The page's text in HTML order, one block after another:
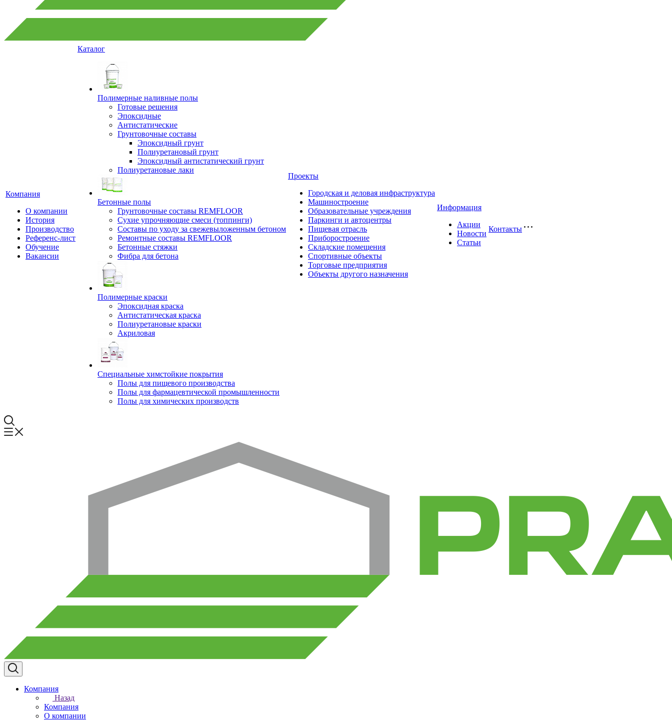
Компания
О компании
История
Производство
Референс-лист
Обучение
Вакансии
Каталог
Полимерные наливные полы
Готовые решения
Эпоксидные
Антистатические
Грунтовочные составы
Эпоксидный грунт
Полиуретановый грунт
Эпоксидный антистатический грунт
Полиуретановые лаки
Бетонные полы
Грунтовочные составы REMFLOOR
Сухие упрочняющие смеси (топпинги)
Составы по уходу за свежевыложенным бетоном
Ремонтные составы REMFLOOR
Бетонные стяжки
Фибра для бетона
Полимерные краски
Эпоксидная краска
Антистатическая краска
Полиуретановые краски
Акриловая
Специальные химстойкие покрытия
Полы для пищевого производства
Полы для фармацевтической промышленности
Полы для химических производств
Проекты
Городская и деловая инфраструктура
Машиностроение
Образовательные учреждения
Паркинги и автоцентры
Пищевая отрасль
Приборостроение
Складские помещения
Спортивные объекты
Торговые предприятия
Объекты другого назначения
Информация
Акции
Новости
Статьи
Контакты
Компания
Назад
Компания
О компании